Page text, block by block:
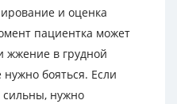
и оценка
пациентка может
жжение в грудной
бояться. Если
нужно